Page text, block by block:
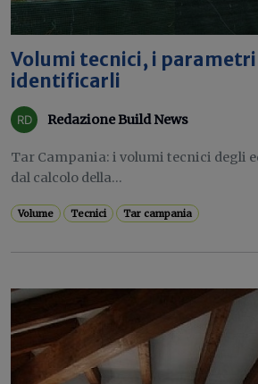
Volumi tecnici, i
identificarli
Redazione Build News
Tar Campania: i volumi tecnici degli
dal calcolo della...
Volume Tecnici Tar campania